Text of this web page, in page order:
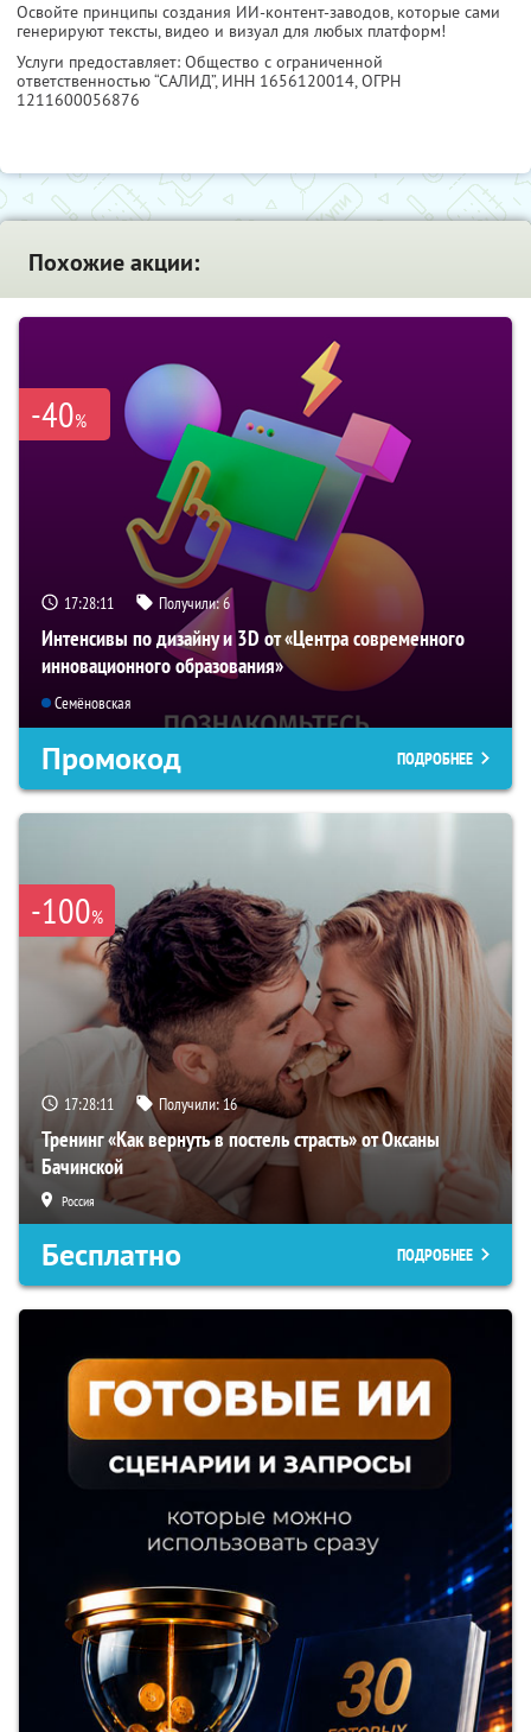
Освойте принципы создания ИИ-контент-заводов, которые сами
генерируют тексты, видео и визуал для любых платформ!
Услуги предоставляет: Общество с ограниченной
ответственностью “САЛИД”, ИНН 1656120014, ОГРН
1211600056876
Похожие акции:
-40%
17:28:10 Получили:6
Интенсивы по дизайну и 3D от «Центра современного
инновационного образования»
Семёновская
Промокод ПОДРОБНЕЕ
-100%
17:28:10 Получили:16
Тренинг «Как вернуть в постель страсть» от Оксаны
Бачинской
Россия
Бесплатно ПОДРОБНЕЕ